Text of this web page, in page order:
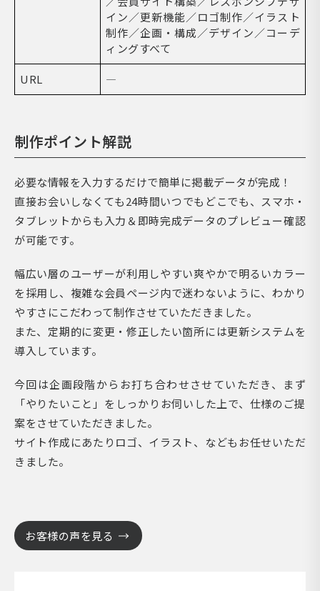
イン／更新機能／ロゴ制作／イラスト
制作／企画・構成／デザイン／コーデ
ィングすべて
URL ―
制作ポイント解説
必要な情報を入力するだけで簡単に掲載データが完成！
直接お会いしなくても24時間いつでもどこでも、スマホ・
タブレットからも入力＆即時完成データのプレビュー確認
が可能です。
幅広い層のユーザーが利用しやすい爽やかで明るいカラー
を採用し、複雑な会員ページ内で迷わないように、わかり
やすさにこだわって制作させていただきました。
また、定期的に変更・修正したい箇所には更新システムを
導入しています。
今回は企画段階からお打ち合わせさせていただき、まず
「やりたいこと」をしっかりお伺いした上で、仕様のご提
案をさせていただきました。
サイト作成にあたりロゴ、イラスト、などもお任せいただ
きました。
お客様の声を見る